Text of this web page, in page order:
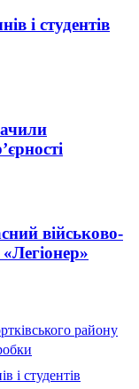
і студентів
військово-
району
і студентів